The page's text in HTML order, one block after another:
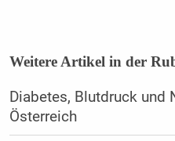
Weitere Artikel in der
Diabetes, Blutdruck
Österreich